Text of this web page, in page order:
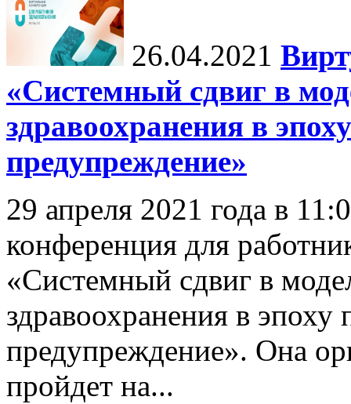
26.04.2021
«Системный сдвиг в
здравоохранения в
предупреждение»
29 апреля 2021 года в
конференция для
«Системный сдвиг в
здравоохранения в
предупреждение». Она
пройдет на...